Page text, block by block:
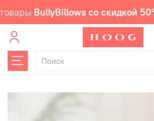
BullyBillows со скидкой 50%